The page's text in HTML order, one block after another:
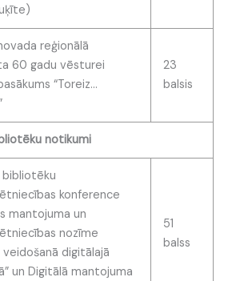
reģionālā
60 gadu vēsturei
“Toreiz…
23
balsis
notikumi
bibliotēku
konference
mantojuma un
nozīme
veidošanā digitālajā
un Digitālā mantojuma
51
balss